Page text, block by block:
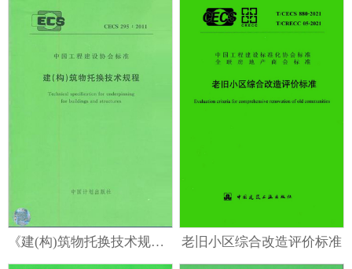
《建(构)筑物托换技术规程》 老旧小区综合改造评价标准